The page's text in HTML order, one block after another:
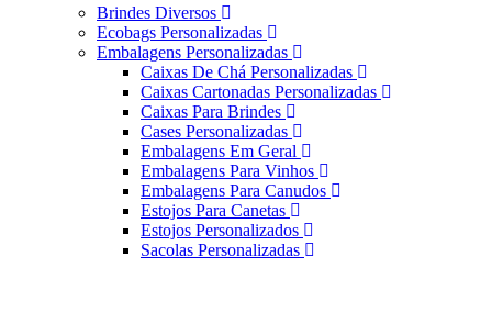
Brindes Diversos
Ecobags Personalizadas
Embalagens Personalizadas
Caixas De Chá Personalizadas
Caixas Cartonadas Personalizadas
Caixas Para Brindes
Cases Personalizadas
Embalagens Em Geral
Embalagens Para Vinhos
Embalagens Para Canudos
Estojos Para Canetas
Estojos Personalizados
Sacolas Personalizadas